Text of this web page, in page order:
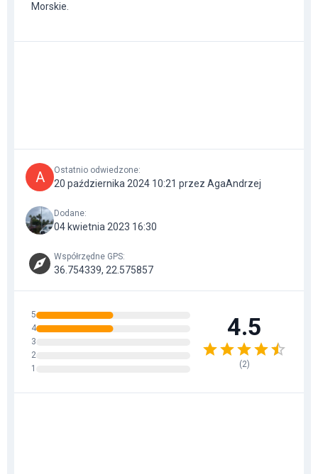
Morskie.
A Ostatnio odwiedzone:
20 października 2024 10:21 przez AgaAndrzej
Dodane:
04 kwietnia 2023 16:30
Współrzędne GPS:
36.754339, 22.575857
5
4
3
2
1
4.5
(2)